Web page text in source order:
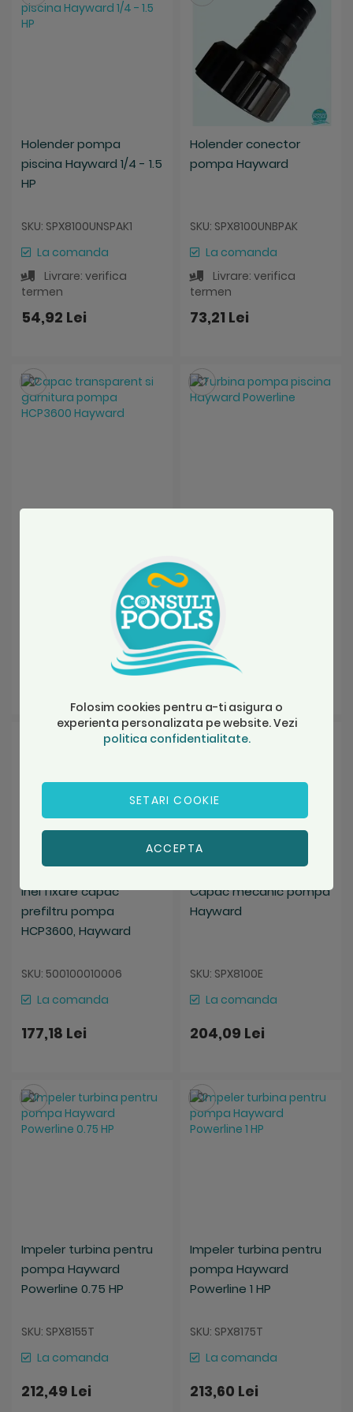
Holender pompa
piscina Hayward 1/4 - 1.5
HP
SKU: SPX8100UNSPAK1
La comanda
Livrare: verifica
termen
54,92 Lei
Holender conector
pompa Hayward
SKU: SPX8100UNBPAK
La comanda
Livrare: verifica
termen
73,21 Lei
SKU: 500100020007
Salveaza
SKU: SPX8100B
La comanda
171,24 Lei
Salveaza
Inel fixare capac
prefiltru pompa
HCP3600, Hayward
SKU: 500100010006
La comanda
177,18 Lei
Capac mecanic pompa
Hayward
SKU: SPX8100E
La comanda
204,09 Lei
Salveaza
Impeler turbina pentru
pompa Hayward
Powerline 0.75 HP
SKU: SPX8155T
La comanda
212,49 Lei
Salveaza
Impeler turbina pentru
pompa Hayward
Powerline 1 HP
SKU: SPX8175T
La comanda
213,60 Lei
Salveaza
Folosim cookies pentru a-ti asigura o
experienta personalizata pe website. Vezi
politica confidentialitate.
ACCEPTA
SETARI COOKIE